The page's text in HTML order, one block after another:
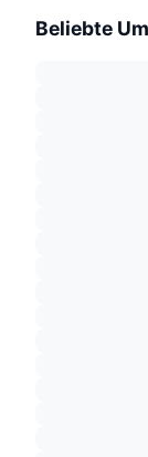
Beliebte